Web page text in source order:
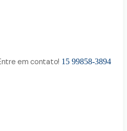
em contato! 15 99858-3894